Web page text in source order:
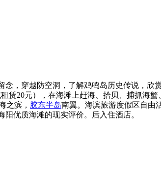
念，穿越防空洞，了解鸡鸣岛历史传说，欣
赁20元），在海滩上赶海、拾贝、捕抓海
之滨， 胶东半岛南翼。海滨旅游度假区自由
阳优质海滩的现实评价。后入住酒店。